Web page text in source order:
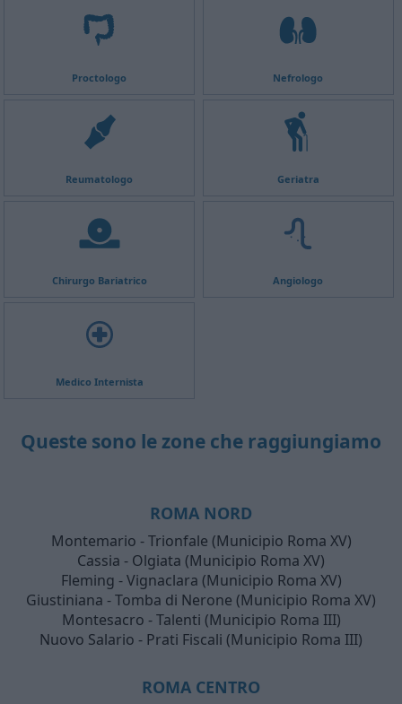
Proctologo Nefrologo
Reumatologo Geriatra
Chirurgo Bariatrico Angiologo
Medico Internista
Queste sono le zone che raggiungiamo
ROMA NORD
Montemario - Trionfale (Municipio Roma XV)
Cassia - Olgiata (Municipio Roma XV)
Fleming - Vignaclara (Municipio Roma XV)
Giustiniana - Tomba di Nerone (Municipio Roma XV)
Montesacro - Talenti (Municipio Roma III)
Nuovo Salario - Prati Fiscali (Municipio Roma III)
ROMA CENTRO